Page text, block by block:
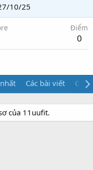
10/25
Điểm
0
Các bài viết Giới
của 11uufit.